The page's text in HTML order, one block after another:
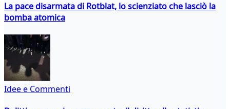
La pace disarmata di Rotblat, lo scienziato che lasciò la
bomba atomica
Idee e Commenti